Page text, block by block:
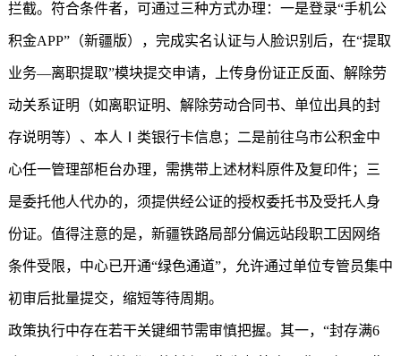
拦截。符合条件者，可通过三种方式办理：一是登录“手机公
积金APP”（新疆版），完成实名认证与人脸识别后，在“提取
业务—离职提取”模块提交申请，上传身份证正反面、解除劳
动关系证明（如离职证明、解除劳动合同书、单位出具的封
存说明等）、本人Ⅰ类银行卡信息；二是前往乌市公积金中
心任一管理部柜台办理，需携带上述材料原件及复印件；三
是委托他人代办的，须提供经公证的授权委托书及受托人身
份证。值得注意的是，新疆铁路局部分偏远站段职工因网络
条件受限，中心已开通“绿色通道”，允许通过单位专管员集中
初审后批量提交，缩短等待周期。
政策执行中存在若干关键细节需审慎把握。其一，“封存满6